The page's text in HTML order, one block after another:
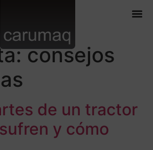
consejos
de un tractor
y cómo